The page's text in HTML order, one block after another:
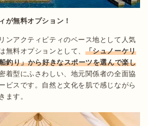
が無料オプション！
ンアクティビティのベース地として人気
無料オプションとして、 「シュノーケリ
釣り」から好きなスポーツを選んで楽し
着型にふさわしい、地元関係者の全面協
ビスです。自然と文化を肌で感じながら
ます。